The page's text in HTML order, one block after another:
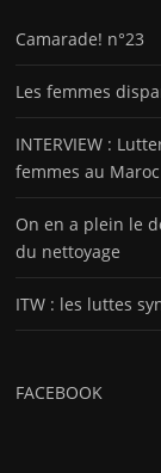
Camarade! n°23
Les femmes
INTERVIEW :
femmes au Maroc
On en a plein le
du nettoyage
ITW : les luttes
FACEBOOK